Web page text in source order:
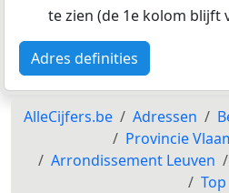
te zien (de 1e kolom blijft
Adres definities
AlleCijfers.be Adressen
Provincie
Arrondissement Leuven
Top